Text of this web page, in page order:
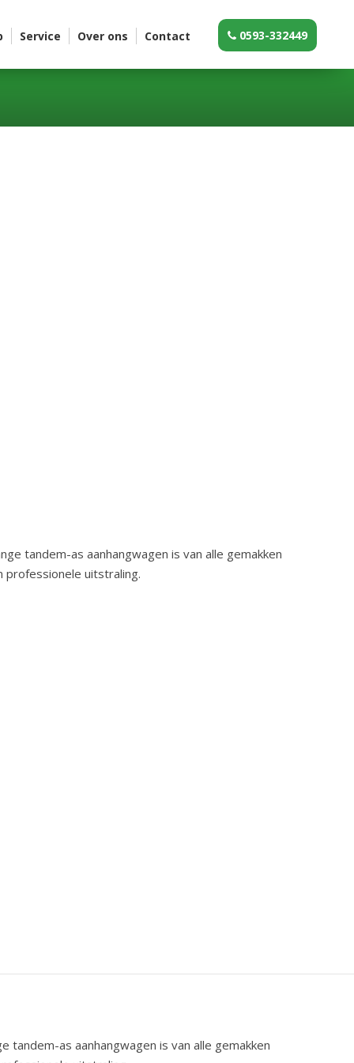
0593-332449
Service Over ons Contact
tandem-as aanhangwagen is van alle gemakken
professionele uitstraling.
tandem-as aanhangwagen is van alle gemakken